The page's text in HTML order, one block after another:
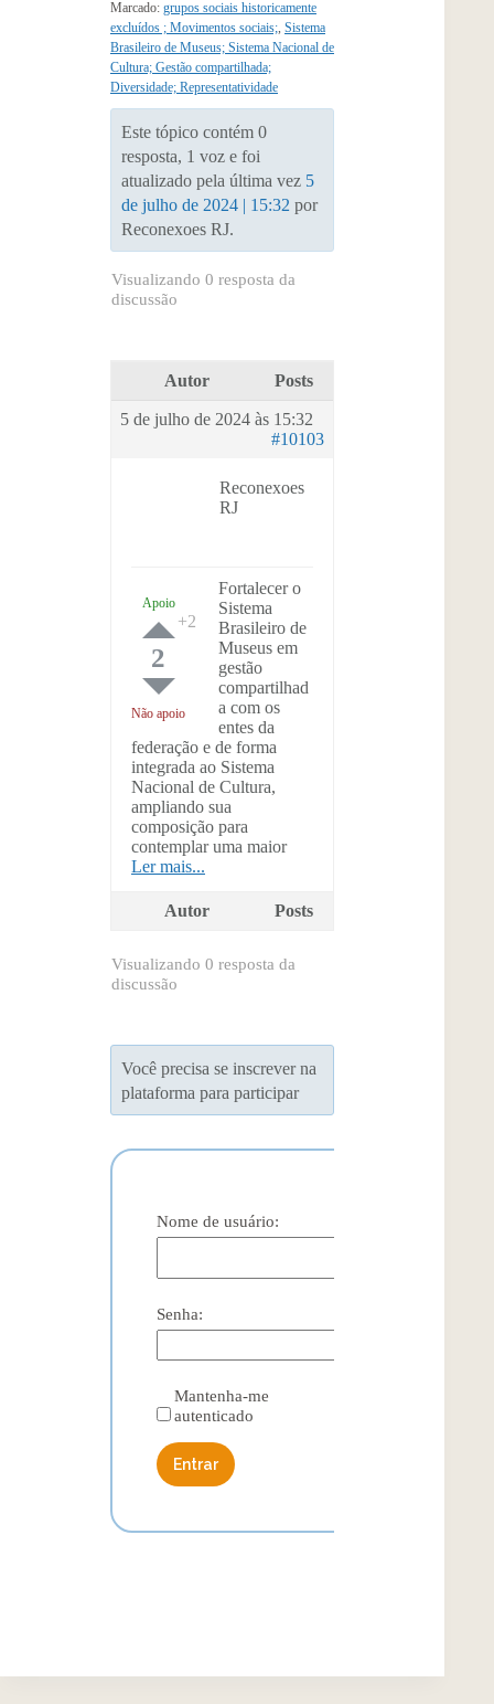
Marcado: grupos sociais historicamente
excluídos ; Movimentos sociais;, Sistema
Brasileiro de Museus; Sistema Nacional de
Cultura; Gestão compartilhada;
Diversidade; Representatividade
Este tópico contém 0
resposta, 1 voz e foi
atualizado pela última vez 5
de julho de 2024 | 15:32 por
Reconexoes RJ.
Visualizando 0 resposta da
discussão
Autor Posts
5 de julho de 2024 às 15:32
#10103
Reconexoes
RJ
Apoio
2
Não apoio
Fortalecer o
Sistema
Brasileiro de
Museus em
gestão
compartilhad
a com os
entes da
federação e de forma
integrada ao Sistema
Nacional de Cultura,
ampliando sua
composição para
contemplar uma maior
Ler mais...
Autor Posts
Visualizando 0 resposta da
discussão
Você precisa se inscrever na
plataforma para participar
Nome de usuário:
Senha:
Mantenha-me
autenticado
Entrar